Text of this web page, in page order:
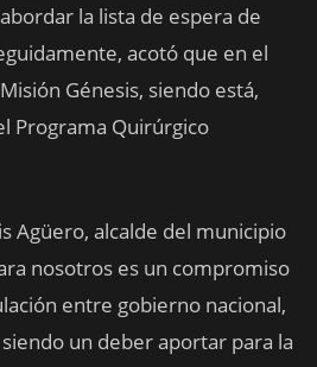
la lista de espera de
acotó que en el
Génesis, siendo está,
Programa Quirúrgico
Agüero, alcalde del municipio
nosotros es un compromiso
entre gobierno nacional,
un deber aportar para la